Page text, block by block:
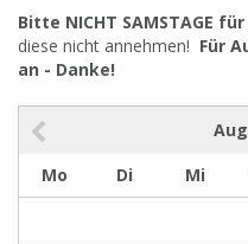
Bitte NICHT SAMSTAGE
diese nicht annehmen! Für
an - Danke!
Mo
Di Mi